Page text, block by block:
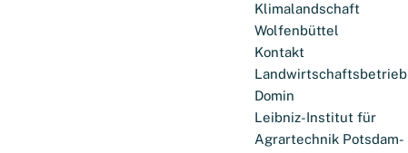
Klimalandschaft
Wolfenbüttel
Kontakt
Landwirtschaftsbetrieb
Domin
Leibniz-Institut für
Agrartechnik Potsdam-